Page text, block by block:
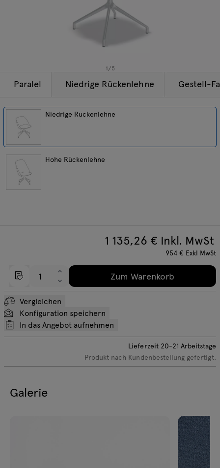
1/5
Paralel
Niedrige Rückenlehne
Hohe Rückenlehne
Niedrige Rückenlehne Gestell-
1 135,26 € Inkl. MwSt
954€ Exkl MwSt
Zum Warenkorb
Vergleichen
Konfiguration speichern
In das Angebot aufnehmen
Lieferzeit 20-21 Arbeitstage
Produkt nach Kundenbestellung gefertigt.
Galerie